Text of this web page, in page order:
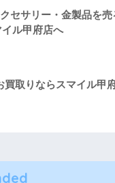
セサリー・金製品を売
イル甲府店へ
買取りならスマイル甲